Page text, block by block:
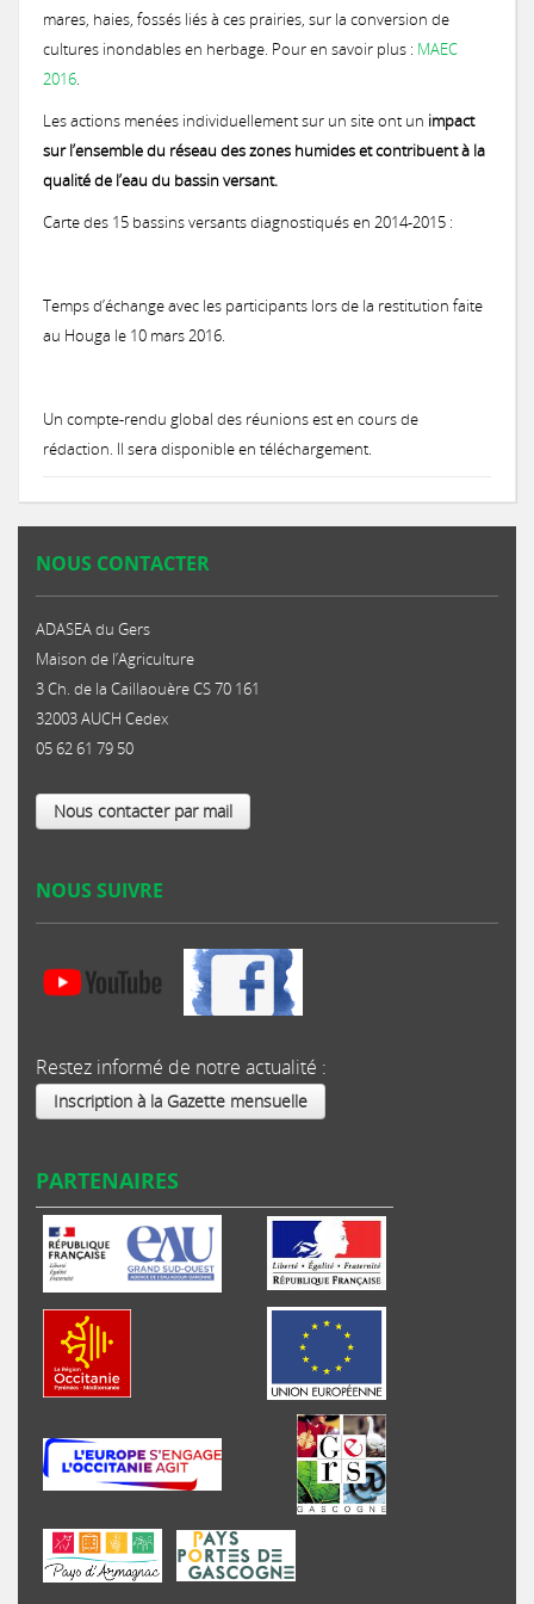
Concours général agricole des pratiques agro-écologiques
Les 3 premiers recevront un panier garni !
Remise des prix du Concours des Pratiques Agro-écologiques 2018
Les 3 premiers recevront un trophée en bois local !
Remise des prix locale du concours prairies fleuries 2017
Une Prairie du Gers primée au Salon de l'Agriculture 2018 à Paris !
Une prairie Gersoise primée au Salon International de l'Agriculture
Zoom sur le gagnant 2015
Concours 2014
Notices provisoires des territoires MAEC 2020
MAEC 2017
MAEC 2015
2016: Comité de suivi des prairies inondables de la vallée de la
2016: Réunion milieux humides à L'Isle Jourdain
2016: Chantier pilote de restauration fonctionnelle d’une prairie
mares, haies, fossés liés à ces prairies, sur la conversion de
cultures inondables en herbage. Pour en savoir plus : MAEC
2016.
Les actions menées individuellement sur un site ont un impact
sur l’ensemble du réseau des zones humides et contribuent à la
qualité de l’eau du bassin versant.
Carte des 15 bassins versants diagnostiqués en 2014-2015 :
Temps d’échange avec les participants lors de la restitution faite
au Houga le 10 mars 2016.
Un compte-rendu global des réunions est en cours de
rédaction. Il sera disponible en téléchargement.
NOUS CONTACTER
ADASEA du Gers
Maison de l’Agriculture
3 Ch. de la Caillaouère CS 70 161
32003 AUCH Cedex
05 62 61 79 50
Nous contacter par mail
NOUS SUIVRE
Restez informé de notre actualité :
Inscription à la Gazette mensuelle
PARTENAIRES